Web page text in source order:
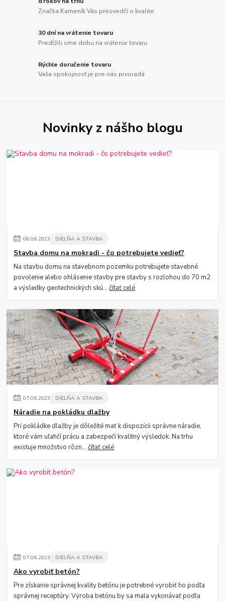
Značka Kameník Vás presvedčí o kvalite
30 dní na vrátenie tovaru
Predĺžili sme dobu na vrátenie tovaru
Rýchle doručenie tovaru
Vaša spokojnosť je pre nás prvoradá
Novinky z nášho blogu
08.06.2023 DIELŇA A STAVBA
Stavba domu na mokradi - čo potrebujete vedieť?
Na stavbu domu na stavebnom pozemku potrebujete stavebné
povolenie alebo ohlásenie stavby pre stavby s rozlohou do 70 m2
a výsledky geotechnických skú...čítať celé
07.06.2023 DIELŇA A STAVBA
Náradie na pokládku dlažby
Pri pokládke dlažby je dôležité mať k dispozícii správne náradie,
ktoré vám uľahčí prácu a zabezpečí kvalitný výsledok. Na trhu
existuje množstvo rôzn...čítať celé
07.06.2023 DIELŇA A STAVBA
Ako vyrobiť betón?
Pre získanie správnej kvality betónu je potrebné vyrobiť ho podľa
správnej receptúry. Výroba betónu by sa mala vykonávať podľa